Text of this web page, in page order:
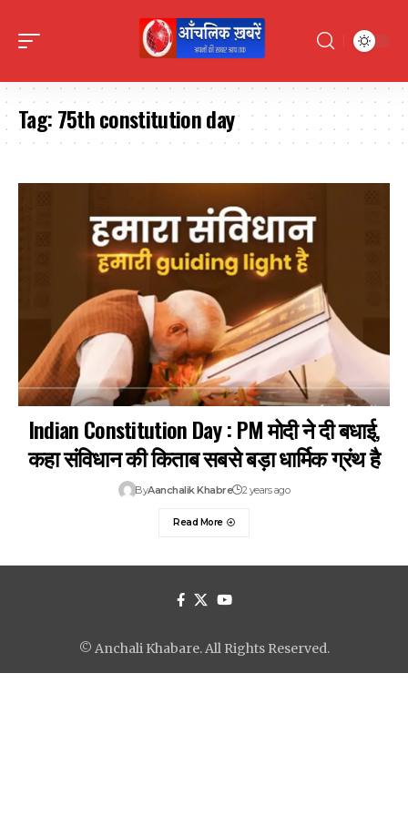
Tag:75th constitution day
Indian Constitution Day : PM मोदी ने दी बधाई,
कहा संविधान की किताब सबसे बड़ा धार्मिक ग्रंथ है
ByAanchalik Khabre 2 years ago
Read More
© Anchali Khabare. All Rights Reserved.